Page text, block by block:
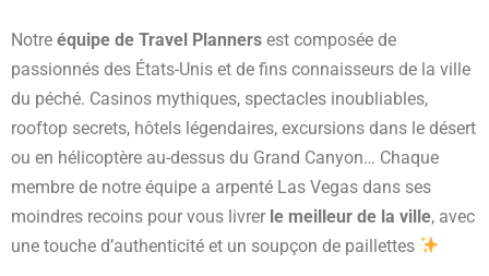
Notre équipe de Travel Planners est composée de
passionnés des États-Unis et de fins connaisseurs de la ville
du péché. Casinos mythiques, spectacles inoubliables,
rooftop secrets, hôtels légendaires, excursions dans le désert
ou en hélicoptère au-dessus du Grand Canyon… Chaque
membre de notre équipe a arpenté Las Vegas dans ses
moindres recoins pour vous livrer le meilleur de la ville, avec
une touche d’authenticité et un soupçon de paillettes